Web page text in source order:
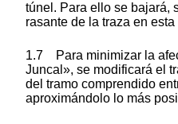
túnel. Para ello se bajará,
rasante de la traza en esta
1.7 Para minimizar la
Juncal», se modificará el
del tramo comprendido
aproximándolo lo más